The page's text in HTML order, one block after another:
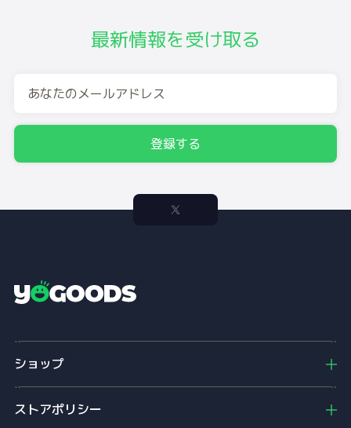
最新情報を受け取る
登録する
g
oショップ
ストアポリシー